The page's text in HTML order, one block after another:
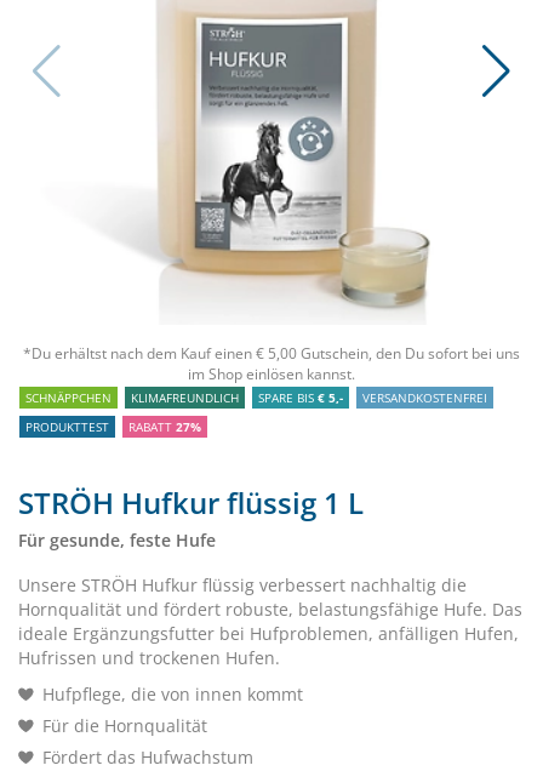
*Du erhältst nach dem Kauf einen € 5,00 Gutschein, den Du sofort bei uns
im Shop einlösen kannst.
SCHNÄPPCHEN KLIMAFREUNDLICH SPARE BIS € 5,-
VERSANDKOSTENFREI
PRODUKTTEST
RABATT 27%
STRÖH Hufkur flüssig 1 L
Für gesunde, feste Hufe
Unsere STRÖH Hufkur flüssig verbessert nachhaltig die
Hornqualität und fördert robuste, belastungsfähige Hufe. Das
ideale Ergänzungsfutter bei Hufproblemen, anfälligen Hufen,
Hufrissen und trockenen Hufen.
Hufpflege, die von innen kommt
Für die Hornqualität
Fördert das Hufwachstum